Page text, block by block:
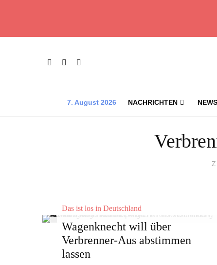
7. August 2026 NACHRICHTEN
Das ist los in Deutschland
Wagenknecht will über
Verbrenner-Aus abstimmen
lassen